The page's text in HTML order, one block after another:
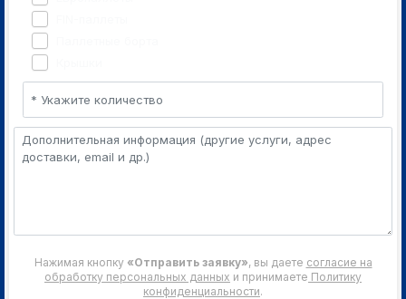
Нажимая кнопку «Отправить заявку», вы даете согласие на
обработку персональных данных и принимаете Политику
конфиденциальности.